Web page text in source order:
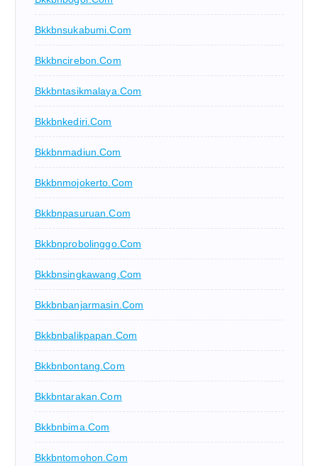
Bkkbnsukabumi.com
Bkkbncirebon.com
Bkkbntasikmalaya.com
Bkkbnkediri.com
Bkkbnmadiun.com
Bkkbnmojokerto.com
Bkkbnpasuruan.com
Bkkbnprobolinggo.com
Bkkbnsingkawang.com
Bkkbnbanjarmasin.com
Bkkbnbalikpapan.com
Bkkbnbontang.com
Bkkbntarakan.com
Bkkbnbima.com
Bkkbntomohon.com